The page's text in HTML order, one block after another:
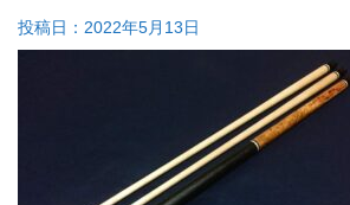
投稿日： 2022年5月13日